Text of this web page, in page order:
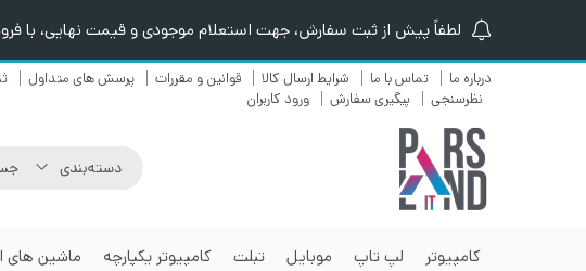
لطفاً پیش از ثبت سفارش، جهت استعلام موجودی و قیمت نهایی، با
درباره ما تماس با ما شرایط ارسال کالا قوانین و مقررات پرسش های متداول
نظرسنجی
پیگیری سفارش ورود کاربران
کامپیوتر لپ تاپ موبایل تبلت کامپیوتر یکپارچه ماشین های